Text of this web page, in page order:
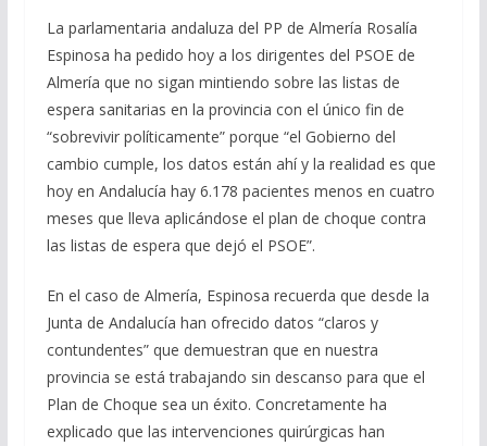
La parlamentaria andaluza del PP de Almería Rosalía
Espinosa ha pedido hoy a los dirigentes del PSOE de
Almería que no sigan mintiendo sobre las listas de
espera sanitarias en la provincia con el único fin de
“sobrevivir políticamente” porque “el Gobierno del
cambio cumple, los datos están ahí y la realidad es que
hoy en Andalucía hay 6.178 pacientes menos en cuatro
meses que lleva aplicándose el plan de choque contra
las listas de espera que dejó el PSOE”.
En el caso de Almería, Espinosa recuerda que desde la
Junta de Andalucía han ofrecido datos “claros y
contundentes” que demuestran que en nuestra
provincia se está trabajando sin descanso para que el
Plan de Choque sea un éxito. Concretamente ha
explicado que las intervenciones quirúrgicas han